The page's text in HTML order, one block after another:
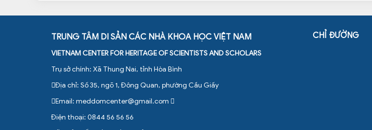
TRUNG TÂM DI SẢN CÁC NHÀ KHOA HỌC VIỆT NAM
VIETNAM CENTER FOR HERITAGE OF SCIENTISTS AND SCHOLARS
Trụ sở chính: Xã Thung Nai, tỉnh Hòa Bình
Địa chỉ: Số 35, ngõ 1, Đông Quan, phường Cầu Giấy
Email: meddomcenter@gmail.com
Điện thoại: 0844 56 56 56
CHỈ ĐƯỜNG